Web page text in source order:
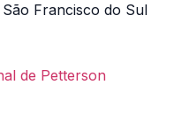
Francisco do Sul
de Petterson